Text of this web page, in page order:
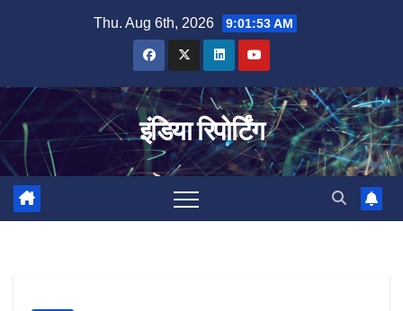
Thu. Aug 6th, 2026 9:01:53 AM
इंडिया रिपोर्टिंग